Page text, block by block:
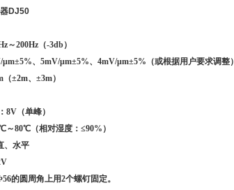
DJ50
～200Hz（-3db）
μm±5%、5mV/μm±5%、4mV/μm±5%（或根据用户要求调整）
±2m、±3m）
8V（单峰）
～80℃（相对湿度：≤90%）
、水平
的圆周角上用2个螺钉固定。